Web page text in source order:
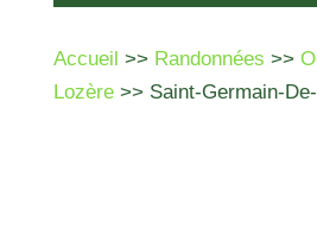
Accueil >> Randonnées >>
Lozère>> Saint-Germain-